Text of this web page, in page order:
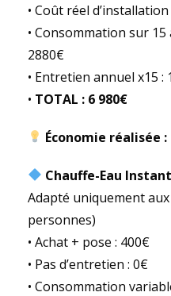
• Coût réel
• Consommation sur
2880€
• Entretien annuel x15 :
• TOTAL : 6 980€
Économie réalisée :
Chauffe-Eau
Adapté uniquement
personnes)
• Achat + pose : 400€
• Pas d’entretien : 0€
• Consommation